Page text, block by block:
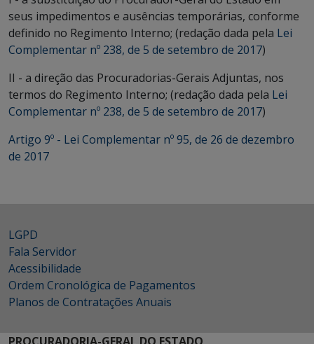
seus impedimentos e ausências temporárias, conforme
definido no Regimento Interno; (redação dada pela Lei
Complementar nº 238, de 5 de setembro de 2017)
II - a direção das Procuradorias-Gerais Adjuntas, nos
termos do Regimento Interno; (redação dada pela Lei
Complementar nº 238, de 5 de setembro de 2017)
Artigo 9º - Lei Complementar nº 95, de 26 de dezembro
de 2017
LGPD
Fala Servidor
Acessibilidade
Ordem Cronológica de Pagamentos
Planos de Contratações Anuais